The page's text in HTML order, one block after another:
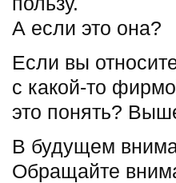
А если это она?
Если вы
с какой-то
это понять?
В будущем
Обращайте